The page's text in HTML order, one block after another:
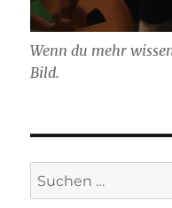
Wenn du mehr
Bild.
Suchen
nach: